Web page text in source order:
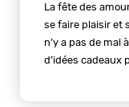
La fête des
se faire plaisir et
n’y a pas de mal
d’idées cadeaux